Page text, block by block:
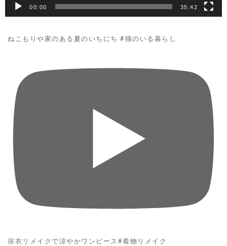
00:00 35:42
ねこもりや家のある夏のいちにち #猫のいる暮らし
浴衣リメイクで涼やかワンピース#着物リメイク